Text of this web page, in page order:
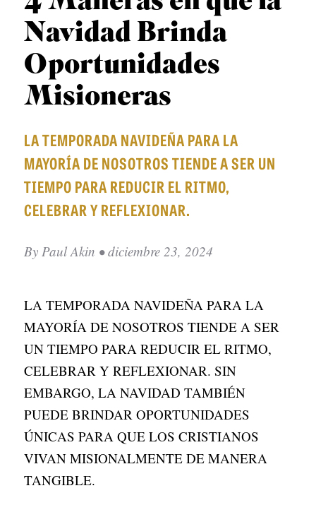
p
a
ñ
o
O
L
E
C
I
E
S
T
A
S
P
U
B
L
I
C
Navidad Brinda
Oportunidades
Misioneras
LA TEMPORADA NAVIDEÑA PARA LA
MAYORÍA DE NOSOTROS TIENDE A SER UN
TIEMPO PARA REDUCIR EL RITMO,
CELEBRAR Y REFLEXIONAR.
By Paul Akin • diciembre 23, 2024
LA TEMPORADA NAVIDEÑA PARA LA
MAYORÍA DE NOSOTROS TIENDE A SER
UN TIEMPO PARA REDUCIR EL RITMO,
CELEBRAR Y REFLEXIONAR. SIN
EMBARGO, LA NAVIDAD TAMBIÉN
PUEDE BRINDAR OPORTUNIDADES
ÚNICAS PARA QUE LOS CRISTIANOS
VIVAN MISIONALMENTE DE MANERA
TANGIBLE.